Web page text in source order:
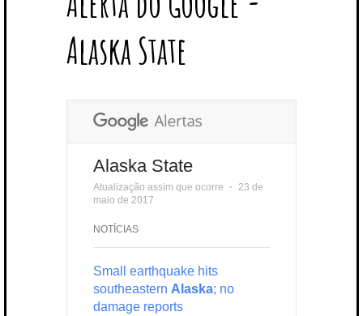
E
B
O
O
K
L
E
P
U
E
R
E
S
T
E
D
I
N
A
G
U
B
U
Alaska State
Alaska State
Atualização assim que ocorre ⋅ 23 de
maio de 2017
NOTÍCIAS
Small earthquake hits
southeastern Alaska; no
damage reports